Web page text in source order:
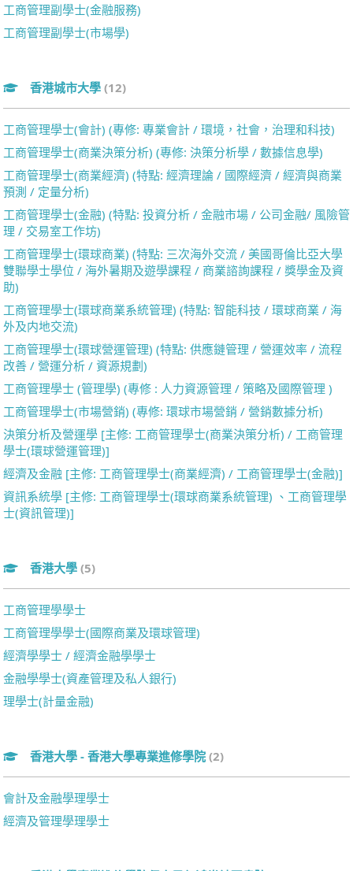
工商管理副學士(金融服務)
工商管理副學士(市場學)
香港城市大學 (12)
工商管理學士(會計) (專修: 專業會計 / 環境，社會，治理和科技)
工商管理學士(商業決策分析) (專修: 決策分析學 / 數據信息學)
工商管理學士(商業經濟) (特點: 經濟理論 / 國際經濟 / 經濟與商業
預測 / 定量分析)
工商管理學士(金融) (特點: 投資分析 / 金融市場 / 公司金融/ 風險管
理 / 交易室工作坊)
工商管理學士(環球商業) (特點: 三次海外交流 / 美國哥倫比亞大學
雙聯學士學位 / 海外暑期及遊學課程 / 商業諮詢課程 / 獎學金及資
助)
工商管理學士(環球商業系統管理) (特點: 智能科技 / 環球商業 / 海
外及内地交流)
工商管理學士(環球營運管理) (特點: 供應鏈管理 / 營運效率 / 流程
改善 / 營運分析 / 資源規劃)
工商管理學士 (管理學) (專修 : 人力資源管理 / 策略及國際管理 )
工商管理學士(市場營銷) (專修: 環球市場營銷 / 營銷數據分析)
決策分析及營運學 [主修: 工商管理學士(商業決策分析) / 工商管理
學士(環球營運管理)]
經濟及金融 [主修: 工商管理學士(商業經濟) / 工商管理學士(金融)]
資訊系統學 [主修: 工商管理學士(環球商業系統管理) 、工商管理學
士(資訊管理)]
香港大學 (5)
工商管理學學士
工商管理學學士(國際商業及環球管理)
經濟學學士 / 經濟金融學學士
金融學學士(資產管理及私人銀行)
理學士(計量金融)
香港大學 - 香港大學專業進修學院 (2)
會計及金融學理學士
經濟及管理學理學士